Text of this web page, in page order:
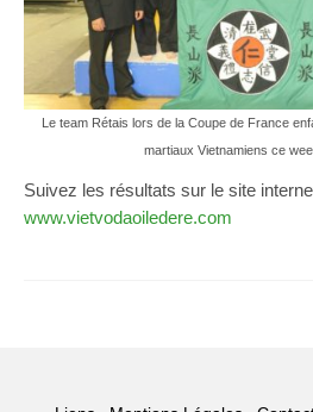
Le team Rétais lors de la Coupe de France
martiaux Vietnamiens ce
Suivez les résultats sur le site
www.vietvodaoiledere.com